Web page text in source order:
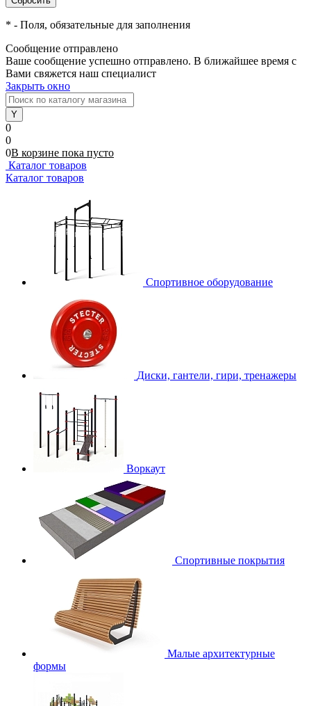
* - Поля, обязательные для заполнения
Сообщение отправлено
Ваше сообщение успешно отправлено. В ближайшее время с
Вами свяжется наш специалист
Закрыть окно
0
0
0В корзине пока пусто
Каталог товаров
Каталог товаров
Спортивное оборудование
Диски, гантели, гири, тренажеры
Воркаут
Спортивные покрытия
Малые архитектурные
формы